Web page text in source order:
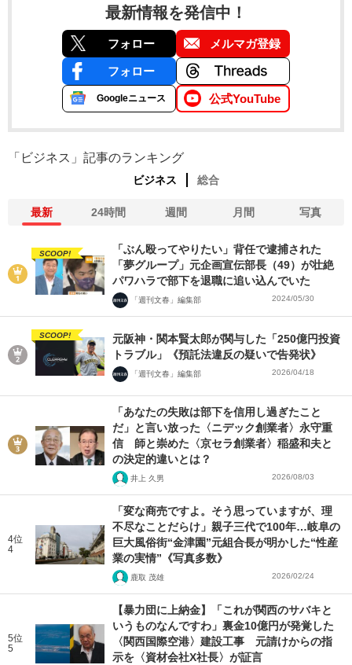
最新情報を発信中！
フォロー メルマガ登録
フォロー
Googleニュース 公式YouTube
「ビジネス」記事のランキング
ビジネス 総合
最新 24時間 週間 月間 写真
SCOOP!
「ぶん殴ってやりたい」背任で逮捕された
「夢グループ」元企画宣伝部長（49）が壮絶
パワハラで部下を退職に追い込んでいた
「週刊文春」編集部 2024/05/30
SCOOP!
元阪神・関本賢太郎が関与した「250億円投資
トラブル」《預託法違反の疑いで告発状》
「週刊文春」編集部 2026/04/18
「あなたの失敗は部下を信用し過ぎたこと
だ」と言い放った〈ニデック創業者〉永守重
信 師と崇めた〈京セラ創業者〉稲盛和夫と
の決定的違いとは？
井上 久男 2026/08/03
4位
4
「変な商売ですよ。そう思っていますが、理
不尽なことだらけ」親子三代で100年…岐阜の
巨大風俗街“金津園”元組合長が明かした“性産
業の実情”《写真多数》
鹿取 茂雄 2026/02/24
5位
5
【暴力団に上納金】「これが関西のサバキと
いうものなんですわ」裏金10億円が発覚した
〈関西国際空港〉建設工事 元請けからの指
示を〈資材会社X社長〉が証言